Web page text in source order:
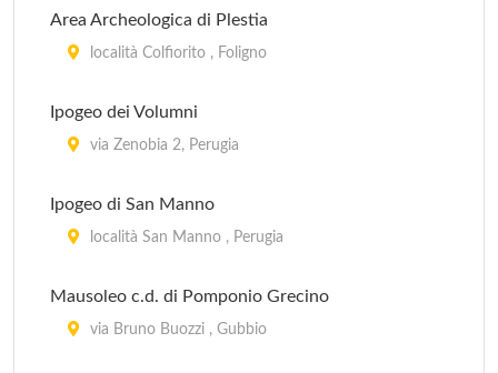
Area Archeologica di Plestia
località Colfiorito , Foligno
Ipogeo dei Volumni
via Zenobia 2, Perugia
Ipogeo di San Manno
località San Manno , Perugia
Mausoleo c.d. di Pomponio Grecino
via Bruno Buozzi , Gubbio